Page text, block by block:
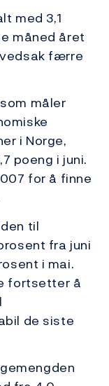
med 3,1
måned året
færre
måler
i Norge,
poeng i juni.
for å finne
til
fra juni
i mai.
fortsetter å
de siste